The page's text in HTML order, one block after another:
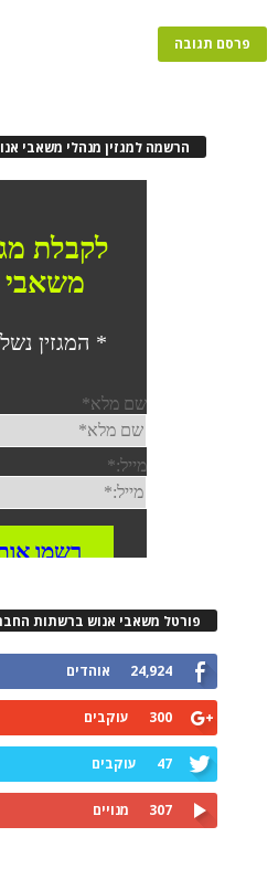
הרשמה למגזין מנהלי משאבי אנוש
משאבי אנוש ברשתות החברתיות
אוהדים
עוקבים
עוקבים
מנויים